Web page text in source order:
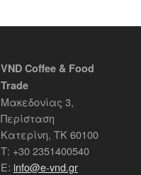
VND Coffee & Food
Trade
Μακεδονίας 3,
Περίσταση
Κατερίνη, ΤΚ 60100
Τ: +30 2351400540
Ε: info@e-vnd.gr